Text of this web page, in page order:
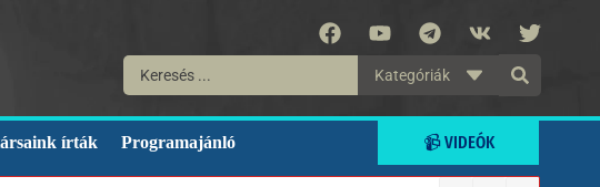
Kategóriák
írták Programajánló 📹 VIDEÓK